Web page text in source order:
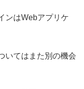
ンはWebアプリケ
いてはまた別の機会